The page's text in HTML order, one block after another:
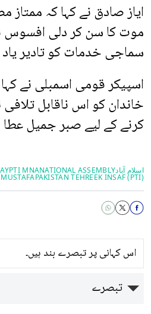
ایاز صادق نے کہا کہ
موت کا سن کر دلی افسوس
سماجی خدمات کو تادیر یاد
اسپیکر قومی اسمبلی نے
خاندان کو اس ناقابل
کرنے کے لیے صبر جمیل عطا
اسلام آبادNATIONAL ASSEMBLY
PTI MNA
PAKISTAN TEHREEK INSAF (PTI)
اس کہانی پر تبصرے بند ہیں۔
تبصرے